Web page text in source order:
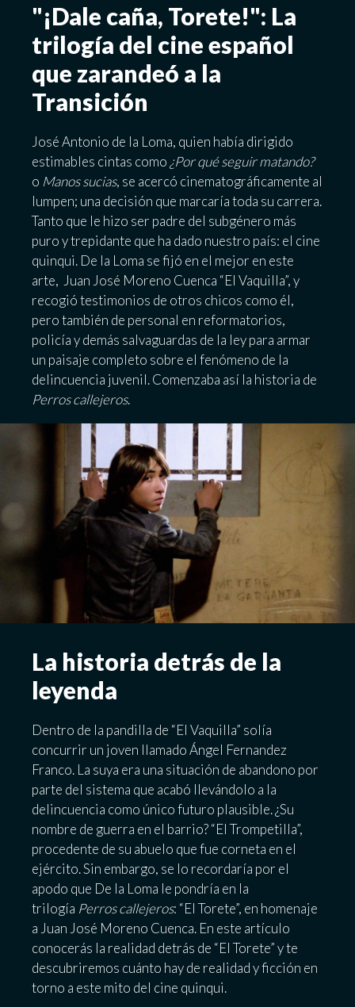
"¡Dale caña, Torete!": La
trilogía del cine español
que zarandeó a la
Transición
José Antonio de la Loma, quien había dirigido
estimables cintas como ¿Por qué seguir matando?
o Manos sucias, se acercó cinematográficamente al
lumpen; una decisión que marcaría toda su carrera.
Tanto que le hizo ser padre del subgénero más
puro y trepidante que ha dado nuestro país: el cine
quinqui. De la Loma se fijó en el mejor en este
arte, Juan José Moreno Cuenca “El Vaquilla”, y
recogió testimonios de otros chicos como él,
pero también de personal en reformatorios,
policía y demás salvaguardas de la ley para armar
un paisaje completo sobre el fenómeno de la
delincuencia juvenil. Comenzaba así la historia de
Perros callejeros.
La historia detrás de la
leyenda
Dentro de la pandilla de “El Vaquilla” solía
concurrir un joven llamado Ángel Fernandez
Franco. La suya era una situación de abandono por
parte del sistema que acabó llevándolo a la
delincuencia como único futuro plausible. ¿Su
nombre de guerra en el barrio? “El Trompetilla”,
procedente de su abuelo que fue corneta en el
ejército. Sin embargo, se lo recordaría por el
apodo que De la Loma le pondría en la
trilogía Perros callejeros: “El Torete”, en homenaje
a Juan José Moreno Cuenca. En este artículo
conocerás la realidad detrás de “El Torete” y te
descubriremos cuánto hay de realidad y ficción en
torno a este mito del cine quinqui.